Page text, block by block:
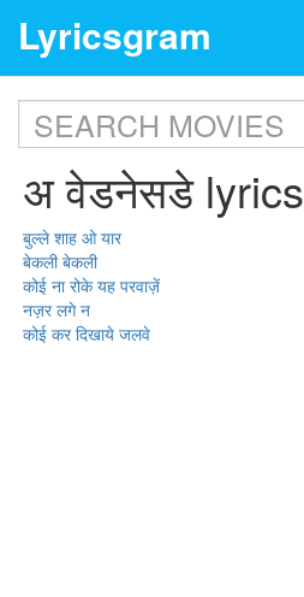
Lyricsgram
अ वेडनेसडे lyrics
बुल्ले शाह ओ यार
बेकली बेकली
कोई ना रोके यह परवाज़ें
नज़र लगे न
कोई कर दिखाये जलवे